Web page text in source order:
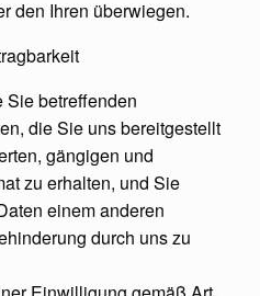
den Ihren überwiegen.
Sie betreffenden
die Sie uns bereitgestellt
gängigen und
zu erhalten, und Sie
einem anderen
durch uns zu